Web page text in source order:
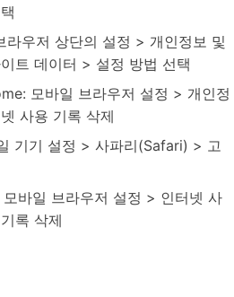
우저 상단의 설정 > 개인정보 및
트 데이터 > 설정 방법 선택
모바일 브라우저 설정 > 개인정
사용 기록 삭제
기기 설정 > 사파리(Safari) > 고
바일 브라우저 설정 > 인터넷 사
록 삭제